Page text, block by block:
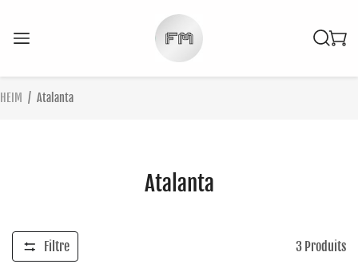
HEIM / Atalanta
Atalanta
Filtre 3 Produits